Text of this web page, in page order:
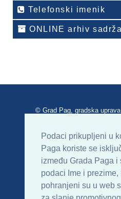
Podaci prikupljeni u
Paga koriste se
između Grada Paga i
podaci Ime i
pohranjeni su u web
Telefonski imenik
ONLINE arhiv
© Grad Pag, gradska
Uvjeti korištenja
Sitemap